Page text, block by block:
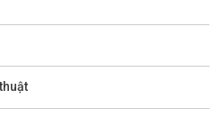
năm 2026) Hội đồng nhân dân
phố Hải Phòng tháng 7/2026.